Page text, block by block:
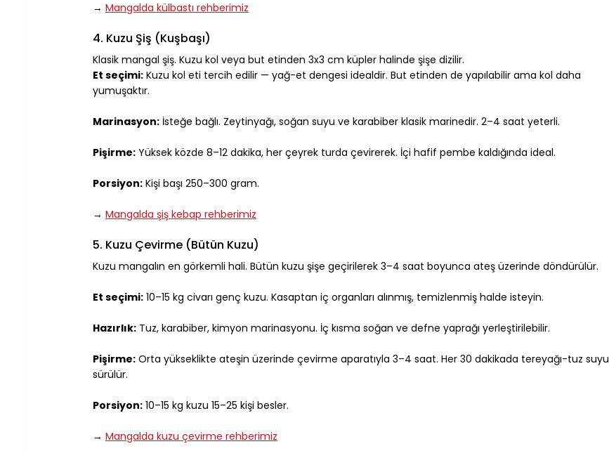
→ Mangalda külbastı rehberimiz
4. Kuzu Şiş (Kuşbaşı)
Klasik mangal şiş. Kuzu kol veya but etinden 3x3 cm küpler halinde şişe dizilir.
Et seçimi: Kuzu kol eti tercih edilir — yağ-et dengesi idealdir. But etinden de yapılabilir ama kol daha
yumuşaktır.
Marinasyon: İsteğe bağlı. Zeytinyağı, soğan suyu ve karabiber klasik marinedir. 2–4 saat yeterli.
Pişirme: Yüksek közde 8–12 dakika, her çeyrek turda çevirerek. İçi hafif pembe kaldığında ideal.
Porsiyon: Kişi başı 250–300 gram.
→ Mangalda şiş kebap rehberimiz
5. Kuzu Çevirme (Bütün Kuzu)
Kuzu mangalın en görkemli hali. Bütün kuzu şişe geçirilerek 3–4 saat boyunca ateş üzerinde döndürülür.
Et seçimi: 10–15 kg civarı genç kuzu. Kasaptan iç organları alınmış, temizlenmiş halde isteyin.
Hazırlık: Tuz, karabiber, kimyon marinasyonu. İç kısma soğan ve defne yaprağı yerleştirilebilir.
Pişirme: Orta yükseklikte ateşin üzerinde çevirme aparatıyla 3–4 saat. Her 30 dakikada tereyağı-tuz suyu
sürülür.
Porsiyon: 10–15 kg kuzu 15–25 kişi besler.
→ Mangalda kuzu çevirme rehberimiz